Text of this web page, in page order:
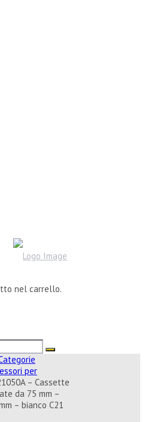
nel carrello.
per
– Cassette
da 75 mm –
– bianco C21